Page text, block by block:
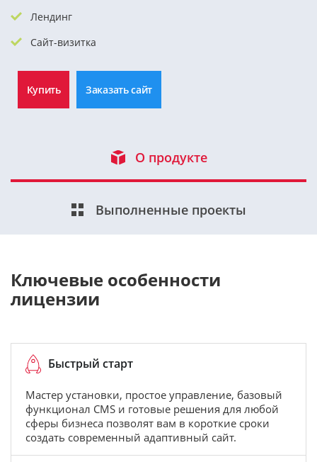
Лендинг
Сайт-визитка
Купить Заказать сайт
О продукте
Выполненные проекты
Ключевые особенности
лицензии
Быстрый старт
Мастер установки, простое управление, базовый
функционал CMS и готовые решения для любой
сферы бизнеса позволят вам в короткие сроки
создать современный адаптивный сайт.